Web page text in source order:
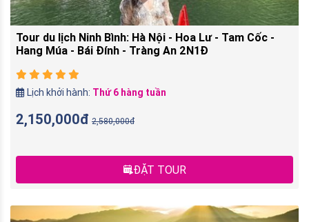
Tour du lịch Ninh Bình: Hà Nội - Hoa Lư - Tam Cốc -
Hang Múa - Bái Đính - Tràng An 2N1Đ
Lịch khởi hành: Thứ 6 hàng tuần
2,150,000đ 2,580,000đ
ĐẶT TOUR